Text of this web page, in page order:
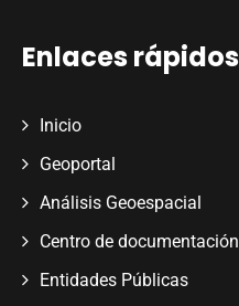
Enlaces rápidos
Inicio
Geoportal
Análisis Geoespacial
Centro de documentación
Entidades Públicas